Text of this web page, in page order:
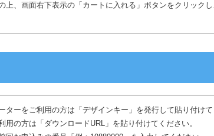
上、画面右下表示の「カートに入れる」ボタンをクリック
ターをご利用の方は「デザインキー」を発行して貼り付けて
用の方は「ダウンロードURL」を貼り付けてください。